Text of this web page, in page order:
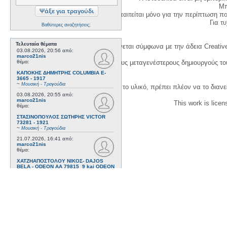
Βαθύτερες αναζητήσεις;
Τελευταία θέματα
03.08.2026, 20:56 από:
marco21nis
θέμα:
ΚΑΠΟΚΗΣ ΔΗΜΗΤΡΗΣ COLUMBIA E-
3665 - 1917
~ Μουσική - Τραγούδια
03.08.2026, 20:55 από:
marco21nis
θέμα:
ΣΤΑΣΙΝΟΠΟΥΛΟΣ ΣΩΤΗΡΗΣ VICTOR
73281 - 1921
~ Μουσική - Τραγούδια
21.07.2026, 16:41 από:
marco21nis
θέμα:
ΧΑΤΖΗΑΠΟΣΤΟΛΟΥ ΝΙΚΟΣ- DAJOS
BELA - ODEON AA 79815_9 kai ODEON
Η δημιουργία λογαριασμού απαιτείται μόνο για την περίπτωση
Για
Η χρήση του υλικού της σελίδας γίνεται σύμφωνα με την άδεια
1. Να αναφέρετε τον αρχικό και τους μεταγενέστερους δημιουργούς
3. Αν διασκευάσετε με κάθε τρόπο το υλικό, πρέπει πλέον να το
This work is